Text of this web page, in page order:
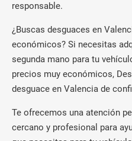
responsable.
¿Buscas desguaces en
económicos? Si necesitas
segunda mano para tu
precios muy económicos,
desguace en Valencia de
Te ofrecemos una atención
cercano y profesional para